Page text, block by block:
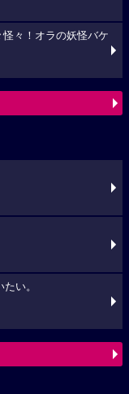
々！オラの妖怪バケ
い。